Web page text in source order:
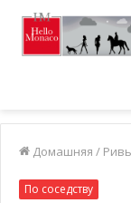
Домашняя /
По соседству